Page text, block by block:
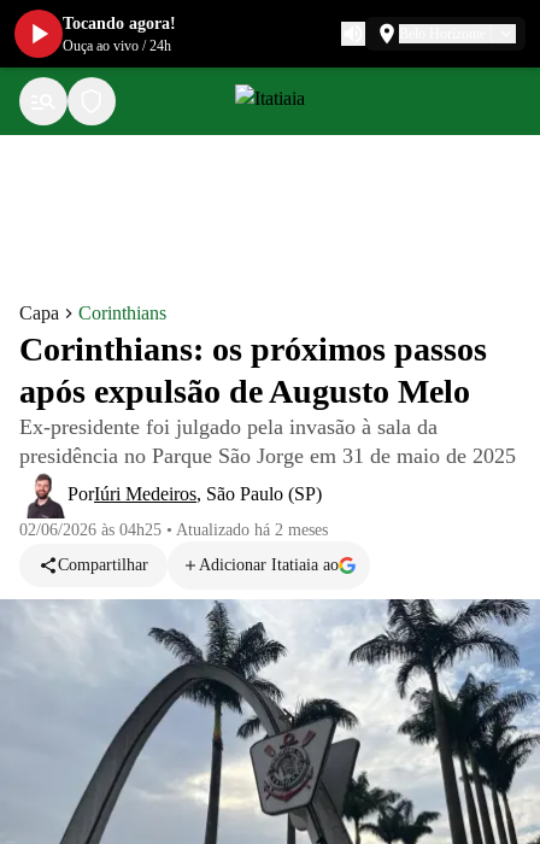
Capa Corinthians
Corinthians: os próximos passos
após expulsão de Augusto Melo
Ex-presidente foi julgado pela invasão à sala da
presidência no Parque São Jorge em 31 de maio de 2025
PorIúri Medeiros, São Paulo (SP)
02/06/2026 às 04h25 • Atualizado há 2 meses
Compartilhar
Adicionar Itatiaia ao
Tocando agora!
Ouça ao vivo /24h